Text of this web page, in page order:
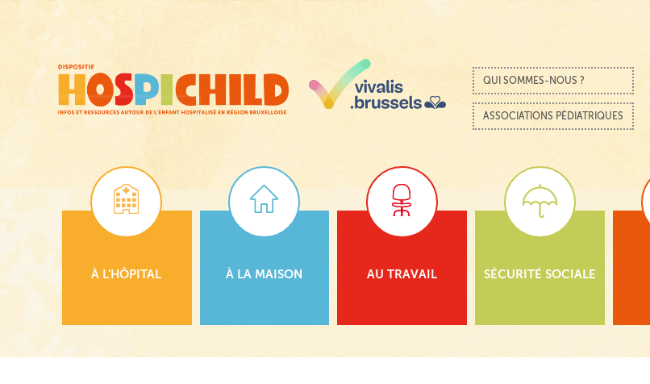
principal
Menu
Passer au contenu
QUI SOMMES-NOUS ?
ASSOCIATIONS PÉDIATRIQUES
À L’HÔPITAL À LA MAISON AU TRAVAIL SÉCURITÉ SOCIALE